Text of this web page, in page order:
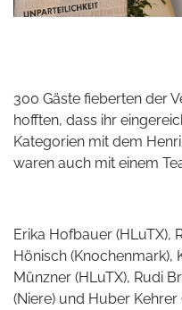
300 Gäste fieberten der
hofften, dass ihr
Kategorien mit dem
waren auch mit einem
Erika Hofbauer (HLuTX),
Hönisch (Knochenmark),
Münzner (HLuTX), Rudi
(Niere) und Huber Kehrer